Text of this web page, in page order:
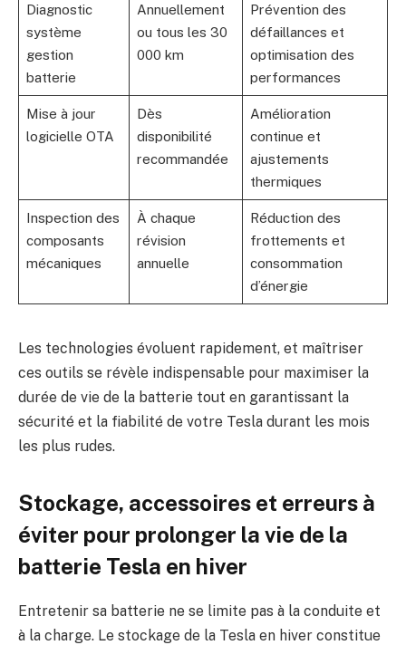
Diagnostic
système
gestion
batterie
Annuellement
ou tous les 30
000 km
Prévention des
défaillances et
optimisation des
performances
Mise à jour
logicielle OTA
Dès
disponibilité
recommandée
Amélioration
continue et
ajustements
thermiques
Inspection des
composants
mécaniques
À chaque
révision
annuelle
Réduction des
frottements et
consommation
d’énergie
Les technologies évoluent rapidement, et maîtriser
ces outils se révèle indispensable pour maximiser la
durée de vie de la batterie tout en garantissant la
sécurité et la fiabilité de votre Tesla durant les mois
les plus rudes.
Stockage, accessoires et erreurs à
éviter pour prolonger la vie de la
batterie Tesla en hiver
Entretenir sa batterie ne se limite pas à la conduite et
à la charge. Le stockage de la Tesla en hiver constitue